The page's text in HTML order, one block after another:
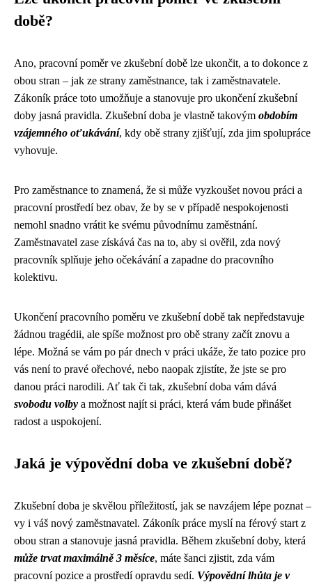
době?
Ano, pracovní poměr ve zkušební době lze ukončit, a to dokonce z
obou stran – jak ze strany zaměstnance, tak i zaměstnavatele.
Zákoník práce toto umožňuje a stanovuje pro ukončení zkušební
doby jasná pravidla. Zkušební doba je vlastně takovým obdobím
vzájemného oťukávání, kdy obě strany zjišťují, zda jim spolupráce
vyhovuje.
Pro zaměstnance to znamená, že si může vyzkoušet novou práci a
pracovní prostředí bez obav, že by se v případě nespokojenosti
nemohl snadno vrátit ke svému původnímu zaměstnání.
Zaměstnavatel zase získává čas na to, aby si ověřil, zda nový
pracovník splňuje jeho očekávání a zapadne do pracovního
kolektivu.
Ukončení pracovního poměru ve zkušební době tak nepředstavuje
žádnou tragédii, ale spíše možnost pro obě strany začít znovu a
lépe. Možná se vám po pár dnech v práci ukáže, že tato pozice pro
vás není to pravé ořechové, nebo naopak zjistíte, že jste se pro
danou práci narodili. Ať tak či tak, zkušební doba vám dává
svobodu volby a možnost najít si práci, která vám bude přinášet
radost a uspokojení.
Jaká je výpovědní doba ve zkušební době?
Zkušební doba je skvělou příležitostí, jak se navzájem lépe poznat –
vy i váš nový zaměstnavatel. Zákoník práce myslí na férový start z
obou stran a stanovuje jasná pravidla. Během zkušební doby, která
může trvat maximálně 3 měsíce, máte šanci zjistit, zda vám
pracovní pozice a prostředí opravdu sedí. Výpovědní lhůta je v